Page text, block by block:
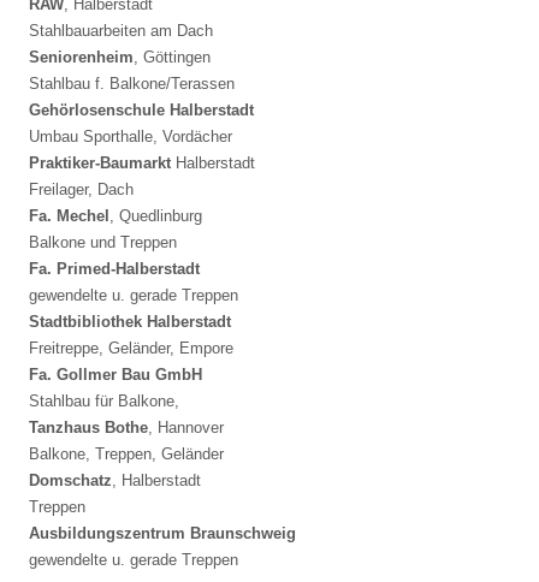
RAW , Halberstadt
Stahlbauarbeiten am Dach
Seniorenheim , Göttingen
Stahlbau f. Balkone/Terassen
Gehörlosenschule Halberstadt
Umbau Sporthalle, Vordächer
Praktiker-Baumarkt Halberstadt
Freilager, Dach
Fa. Mechel
, Quedlinburg
Balkone und Treppen
Fa. Primed-Halberstadt
gewendelte u. gerade Treppen
Stadtbibliothek Halberstadt
Freitreppe, Geländer, Empore
Fa. Gollmer Bau GmbH
Stahlbau für Balkone,
Tanzhaus Bothe , Hannover
Balkone, Treppen, Geländer
Domschatz , Halberstadt
Treppen
Ausbildungszentrum Braunschweig
gewendelte u. gerade Treppen